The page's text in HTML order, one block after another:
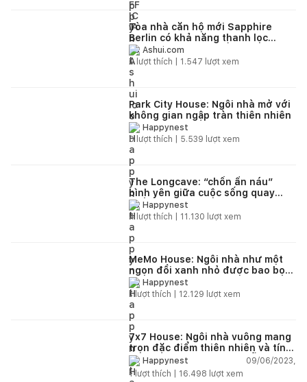
Tòa nhà căn hộ mới Sapphire
Berlin có khả năng thanh lọc
không khí thành phố
Ashui.com
0lượt thích | 1.547 lượt xem
Park City House: Ngôi nhà mở với
không gian ngập tràn thiên nhiên
Happynest
0 lượt thích | 5.539 lượt xem
The Longcave: “chốn ẩn náu”
bình yên giữa cuộc sống quay
cuồngHappynest
4 lượt thích | 11.130 lượt xem
MeMo House: Ngôi nhà như một
ngọn đồi xanh nhỏ được bao bọc
bởi vườn cây từ dưới lên trên
Happynest
1lượt thích | 12.129 lượt xem
7x7 House: Ngôi nhà vuông mang
trọn đặc điểm thiên nhiên và tính
cách của con người Đà Nẵng
Happynest
09/06/2023,
1lượt thích | 16.498 lượt xem